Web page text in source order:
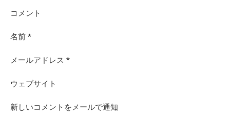
コメント
名前 *
メールアドレス *
ウェブサイト
新しいコメントをメールで通知